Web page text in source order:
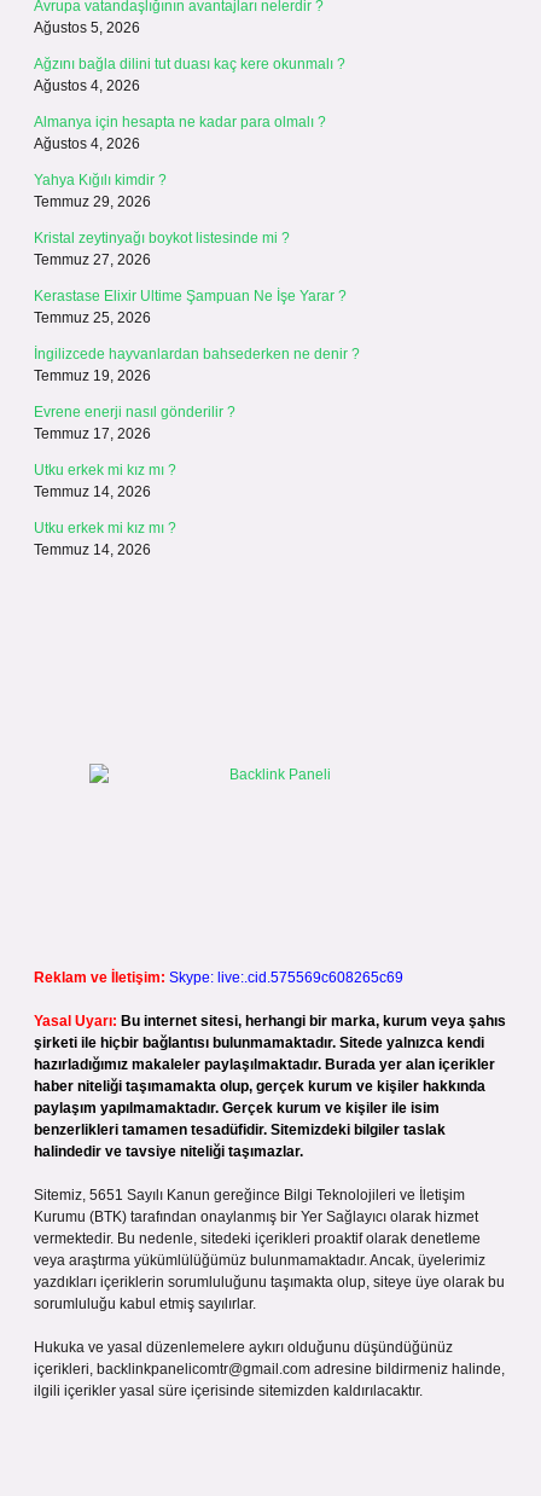
Avrupa vatandaşlığının avantajları nelerdir ?
Ağustos 5, 2026
Ağzını bağla dilini tut duası kaç kere okunmalı ?
Ağustos 4, 2026
Almanya için hesapta ne kadar para olmalı ?
Ağustos 4, 2026
Yahya Kığılı kimdir ?
Temmuz 29, 2026
Kristal zeytinyağı boykot listesinde mi ?
Temmuz 27, 2026
Kerastase Elixir Ultime Şampuan Ne İşe Yarar ?
Temmuz 25, 2026
İngilizcede hayvanlardan bahsederken ne denir ?
Temmuz 19, 2026
Evrene enerji nasıl gönderilir ?
Temmuz 17, 2026
Utku erkek mi kız mı ?
Temmuz 14, 2026
Utku erkek mi kız mı ?
Temmuz 14, 2026
Reklam ve İletişim: Skype: live:.cid.575569c608265c69
Yasal Uyarı: Bu internet sitesi, herhangi bir marka, kurum veya şahıs
şirketi ile hiçbir bağlantısı bulunmamaktadır. Sitede yalnızca kendi
hazırladığımız makaleler paylaşılmaktadır. Burada yer alan içerikler
haber niteliği taşımamakta olup, gerçek kurum ve kişiler hakkında
paylaşım yapılmamaktadır. Gerçek kurum ve kişiler ile isim
benzerlikleri tamamen tesadüfidir. Sitemizdeki bilgiler taslak
halindedir ve tavsiye niteliği taşımazlar.
Sitemiz, 5651 Sayılı Kanun gereğince Bilgi Teknolojileri ve İletişim
Kurumu (BTK) tarafından onaylanmış bir Yer Sağlayıcı olarak hizmet
vermektedir. Bu nedenle, sitedeki içerikleri proaktif olarak denetleme
veya araştırma yükümlülüğümüz bulunmamaktadır. Ancak, üyelerimiz
yazdıkları içeriklerin sorumluluğunu taşımakta olup, siteye üye olarak bu
sorumluluğu kabul etmiş sayılırlar.
Hukuka ve yasal düzenlemelere aykırı olduğunu düşündüğünüz
içerikleri, backlinkpanelicomtr@gmail.com adresine bildirmeniz halinde,
ilgili içerikler yasal süre içerisinde sitemizden kaldırılacaktır.